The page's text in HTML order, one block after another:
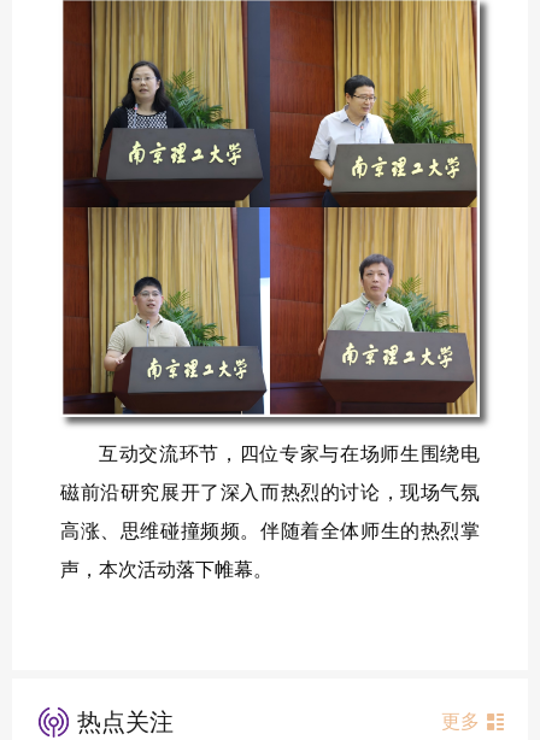
互动交流环节，四位专家与在场师生围绕电
磁前沿研究展开了深入而热烈的讨论，现场气氛
高涨、思维碰撞频频。伴随着全体师生的热烈掌
声，本次活动落下帷幕。
热点关注 更多